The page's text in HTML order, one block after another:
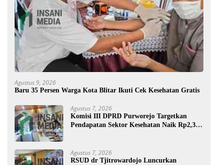
Agustus 9, 2026
Baru 35 Persen Warga Kota Blitar Ikuti Cek Kesehatan Gratis
Agustus 7, 2026
Komisi III DPRD Purworejo Targetkan
Pendapatan Sektor Kesehatan Naik Rp2,3
Agustus 7, 2026
RSUD dr Tjitrowardojo Luncurkan